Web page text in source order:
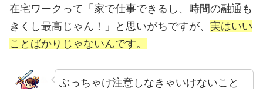
在宅ワークって「家で仕事できるし、時間の融通も
きくし最高じゃん！」と思いがちですが、 実はいい
ことばかりじゃないんです。
ぶっちゃけ注意しなきゃいけないこと